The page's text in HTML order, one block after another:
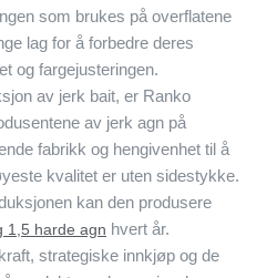
som brukes på overflatene
lag for å forbedre deres
og fargejusteringen.
av jerk bait, er Ranko
av jerk agn på
fabrikk og hengivenhet til å
kvalitet er uten sidestykke.
kan den produsere
1,5 harde agn hvert år.
strategiske innkjøp og de